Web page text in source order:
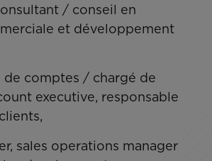
/ conseil en
et développement
de comptes / chargé de
executive, responsable
sales operations manager